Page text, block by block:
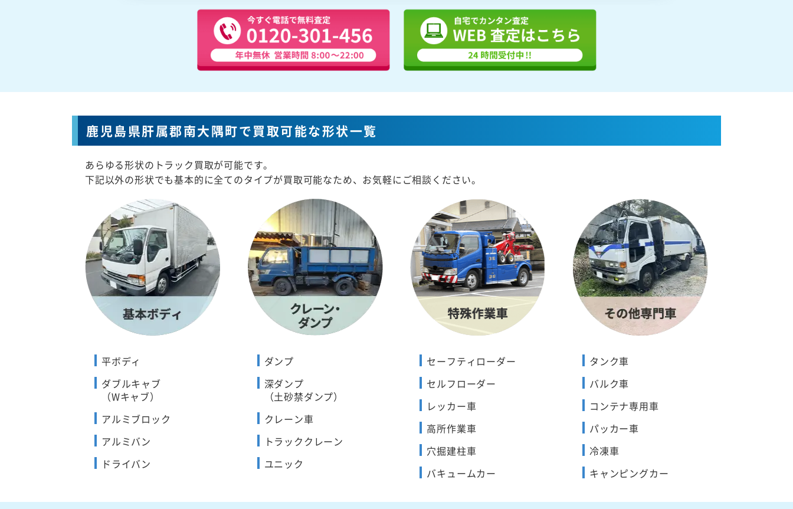
鹿児島県肝属郡南大隅町で買取可能な形状一覧
あらゆる形状のトラック買取が可能です。
下記以外の形状でも基本的に全てのタイプが買取可能なため、お気軽にご相談ください。
平ボディ
ダブルキャブ
（Wキャブ）
アルミブロック
アルミバン
ドライバン
ダンプ
深ダンプ
（土砂禁ダンプ）
クレーン車
トラッククレーン
ユニック
セーフティローダー
セルフローダー
レッカー車
高所作業車
穴掘建柱車
バキュームカー
タンク車
バルク車
コンテナ専用車
パッカー車
冷凍車
キャンピングカー